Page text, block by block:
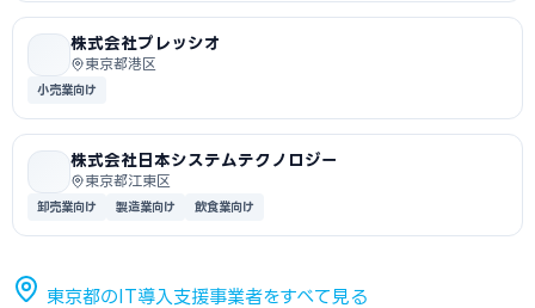
株式会社プレッシオ
東京都港区
小売業向け
株式会社日本システムテクノロジー
東京都江東区
卸売業向け 製造業向け 飲食業向け
東京都のIT導入支援事業者をすべて見る